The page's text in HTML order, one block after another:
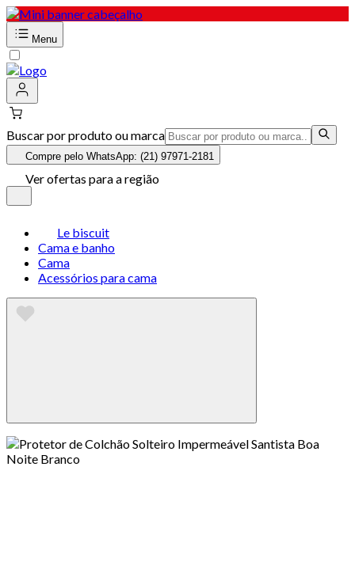
Menu
Buscar por produto ou marca
Compre pelo WhatsApp: (21) 97971-2181
Ver ofertas para a região
Le biscuit
Cama e banho
Cama
Acessórios para cama